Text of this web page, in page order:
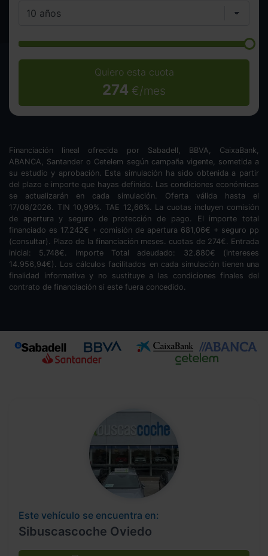
Quiero esta cuota
274 €/mes
Financiación lineal ofrecida por Sabadell, BBVA, CaixaBank,
ABANCA, Santander o Cetelem según campaña vigente, sometida a
su estudio y aprobación. Esta simulación ha sido obtenida a partir
del plazo e importe que hayas definido. Las condiciones económicas
se actualizarán en cada simulación. Oferta válida hasta el
17/08/2026. TIN 10,99%. TAE 12,66%. La cuotas incluyen comisión
de apertura y seguro de protección de pago. El importe total
financiado es 17.242€ + comisión de apertura 681,06€ + seguro pp
(consultar). Plazo de la financiación meses. cuotas de 274€. Entrada
inicial: 5.748€. Importe Total adeudado: 32.880€ (intereses
14.956,94€). Los cálculos facilitados en cada simulación tienen una
finalidad informativa y no sustituye a las condiciones finales del
contrato de financiación si este fuera concedido.
Este vehículo se encuentra en:
Sibuscascoche Oviedo